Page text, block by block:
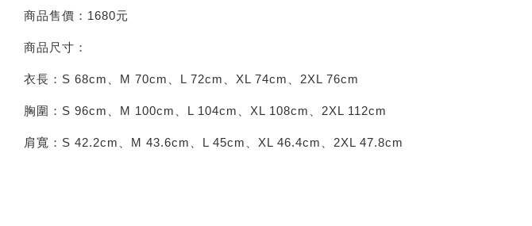
商品售價：1680元
商品尺寸：
衣長：S 68cm、M 70cm、L 72cm、XL 74cm、2XL 76cm
胸圍：S 96cm、M 100cm、L 104cm、XL 108cm、2XL 112cm
肩寬：S 42.2cm、M 43.6cm、L 45cm、XL 46.4cm、2XL 47.8cm